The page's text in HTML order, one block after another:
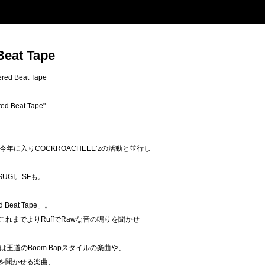
Tape
Beat Tape
Beat Tape"
年に入りCOCKROACHEEE’zの活動と並行し
。SFも。
Tape」。
れまでよりRuffでRawな音の鳴りを聞かせ
王道のBoom Bapスタイルの楽曲や、
かせる楽曲、